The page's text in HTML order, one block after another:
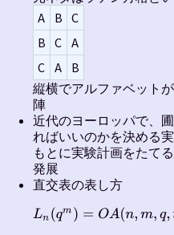
A
B C
B C A
C A
B
縦横でアルファベット
陣
近代のヨーロッパで、
ればいいのかを決める
もとに実験計画をたて
発展
直交表の表し方
Ln(qm ) =O A(n,m,q,t